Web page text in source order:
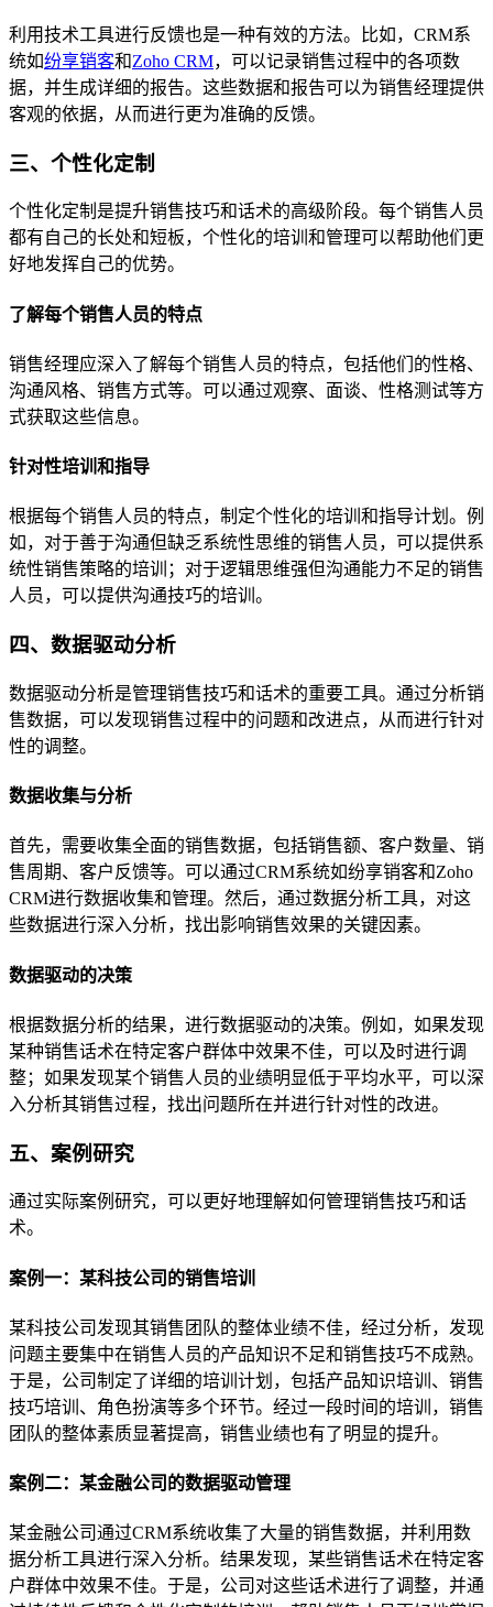
利用技术工具进行反馈也是一种有效的方法。比如，CRM系
统如纷享销客和Zoho CRM，可以记录销售过程中的各项数
据，并生成详细的报告。这些数据和报告可以为销售经理提供
客观的依据，从而进行更为准确的反馈。
三、个性化定制
个性化定制是提升销售技巧和话术的高级阶段。每个销售人员
都有自己的长处和短板，个性化的培训和管理可以帮助他们更
好地发挥自己的优势。
了解每个销售人员的特点
销售经理应深入了解每个销售人员的特点，包括他们的性格、
沟通风格、销售方式等。可以通过观察、面谈、性格测试等方
式获取这些信息。
针对性培训和指导
根据每个销售人员的特点，制定个性化的培训和指导计划。例
如，对于善于沟通但缺乏系统性思维的销售人员，可以提供系
统性销售策略的培训；对于逻辑思维强但沟通能力不足的销售
人员，可以提供沟通技巧的培训。
四、数据驱动分析
数据驱动分析是管理销售技巧和话术的重要工具。通过分析销
售数据，可以发现销售过程中的问题和改进点，从而进行针对
性的调整。
数据收集与分析
首先，需要收集全面的销售数据，包括销售额、客户数量、销
售周期、客户反馈等。可以通过CRM系统如纷享销客和Zoho
CRM进行数据收集和管理。然后，通过数据分析工具，对这
些数据进行深入分析，找出影响销售效果的关键因素。
数据驱动的决策
根据数据分析的结果，进行数据驱动的决策。例如，如果发现
某种销售话术在特定客户群体中效果不佳，可以及时进行调
整；如果发现某个销售人员的业绩明显低于平均水平，可以深
入分析其销售过程，找出问题所在并进行针对性的改进。
五、案例研究
通过实际案例研究，可以更好地理解如何管理销售技巧和话
术。
案例一：某科技公司的销售培训
某科技公司发现其销售团队的整体业绩不佳，经过分析，发现
问题主要集中在销售人员的产品知识不足和销售技巧不成熟。
于是，公司制定了详细的培训计划，包括产品知识培训、销售
技巧培训、角色扮演等多个环节。经过一段时间的培训，销售
团队的整体素质显著提高，销售业绩也有了明显的提升。
案例二：某金融公司的数据驱动管理
某金融公司通过CRM系统收集了大量的销售数据，并利用数
据分析工具进行深入分析。结果发现，某些销售话术在特定客
户群体中效果不佳。于是，公司对这些话术进行了调整，并通